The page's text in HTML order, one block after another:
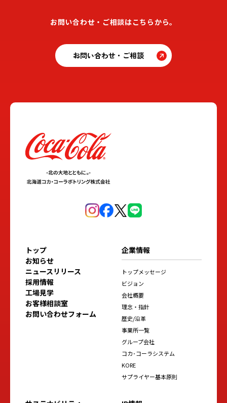
お問い合わせ・ご相談はこちらから。
お問い合わせ・ご相談
トップ
お知らせ
ニュースリリース
採用情報
工場見学
お客様相談室
お問い合わせフォーム
企業情報
トップメッセージ
ビジョン
会社概要
理念・指針
歴史/沿革
事業所一覧
グループ会社
コカ･コーラシステム
KORE
サプライヤー基本原則